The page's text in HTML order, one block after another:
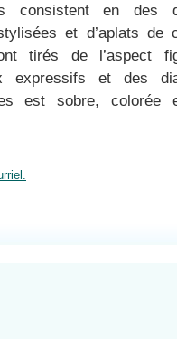
consistent en des
et d’aplats de
tirés de l’aspect
expressifs et des
est sobre, colorée